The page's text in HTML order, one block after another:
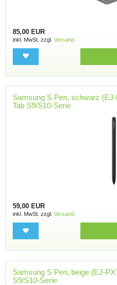
85,00 EUR
inkl. MwSt. zzgl. Versand
Samsung S Pen, schwarz
Tab S9/S10-Serie
59,00 EUR
inkl. MwSt. zzgl. Versand
Samsung S Pen, beige (EJ-
S9/S10-Serie